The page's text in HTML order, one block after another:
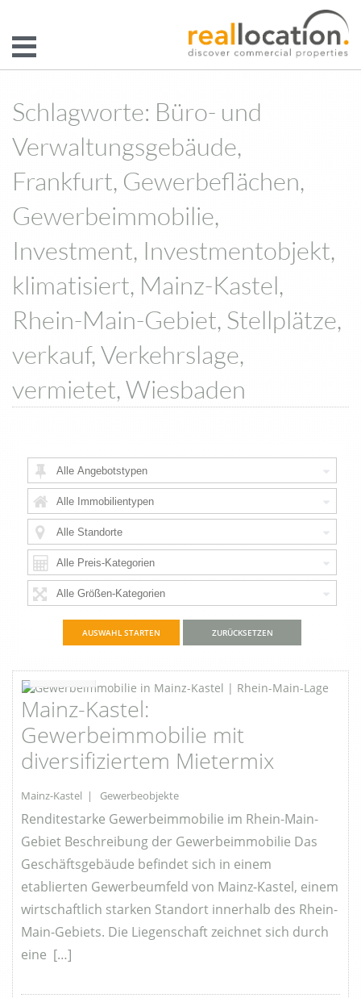
Schlagworte: Büro- und
Verwaltungsgebäude,
Frankfurt, Gewerbeflächen,
Gewerbeimmobilie,
Investment, Investmentobjekt,
klimatisiert, Mainz-Kastel,
Rhein-Main-Gebiet, Stellplätze,
verkauf, Verkehrslage,
vermietet, Wiesbaden
ZURÜCKSETZEN
Favorite
Mainz-Kastel:
Gewerbeimmobilie mit
diversifiziertem Mietermix
Mainz-Kastel | Gewerbeobjekte
Renditestarke Gewerbeimmobilie im Rhein-Main-
Gebiet Beschreibung der Gewerbeimmobilie Das
Geschäftsgebäude befindet sich in einem
etablierten Gewerbeumfeld von Mainz-Kastel, einem
wirtschaftlich starken Standort innerhalb des Rhein-
Main-Gebiets. Die Liegenschaft zeichnet sich durch
eine […]